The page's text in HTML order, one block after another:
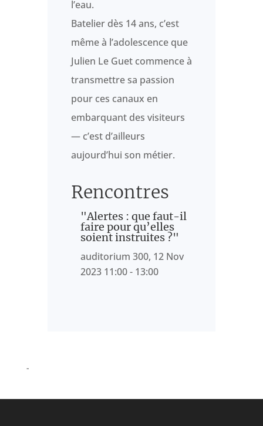
l’eau.
Batelier dès 14 ans, c’est
même à l’adolescence que
Julien Le Guet commence à
transmettre sa passion
pour ces canaux en
embarquant des visiteurs
— c’est d’ailleurs
aujourd’hui son métier.
Rencontres
"Alertes : que faut-il
faire pour qu’elles
soient instruites ?"
auditorium 300, 12 Nov
2023 11:00 - 13:00